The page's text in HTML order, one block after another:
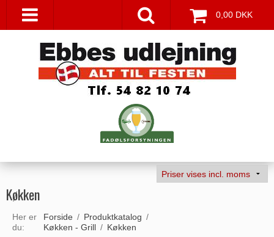
0,00 DKK
Køkken
Her er
du:
Forside / Produktkatalog /
Køkken - Grill / Køkken